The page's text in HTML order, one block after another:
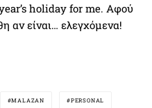
holiday for me. Αφού
αν είναι… ελεγχόμενα!
MALAZAN PERSONAL